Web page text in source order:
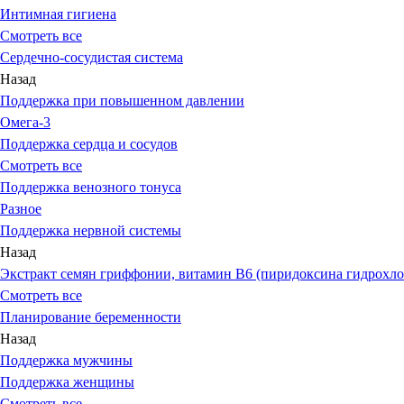
Интимная гигиена
Смотреть все
Сердечно-сосудистая система
Назад
Поддержка при повышенном давлении
Омега-3
Поддержка сердца и сосудов
Смотреть все
Поддержка венозного тонуса
Разное
Поддержка нервной системы
Назад
Экстракт семян гриффонии, витамин В6 (пиридоксина
Смотреть все
Планирование беременности
Назад
Поддержка мужчины
Поддержка женщины